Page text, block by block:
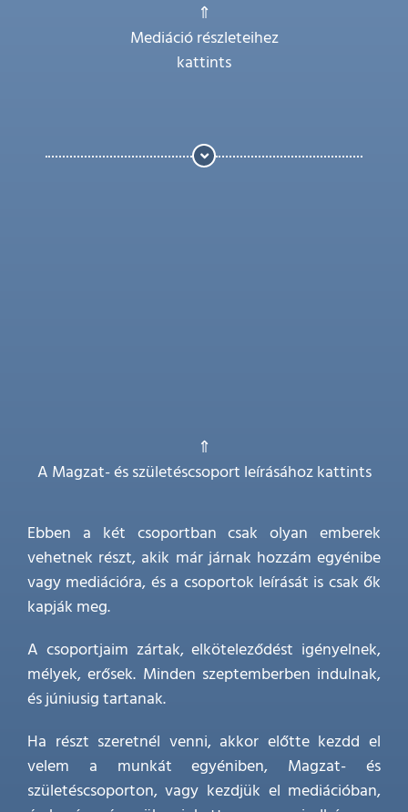
⇑
Mediáció részleteihez
kattints
⇑
A Magzat- és születéscsoport leírásához kattints
Ebben a két csoportban csak olyan emberek
vehetnek részt, akik már járnak hozzám egyénibe
vagy mediációra, és a csoportok leírását is csak ők
kapják meg.
A csoportjaim zártak, elköteleződést igényelnek,
mélyek, erősek. Minden szeptemberben indulnak,
és júniusig tartanak.
Ha részt szeretnél venni, akkor előtte kezdd el
velem a munkát egyéniben, Magzat- és
születéscsoporton, vagy kezdjük el mediációban,